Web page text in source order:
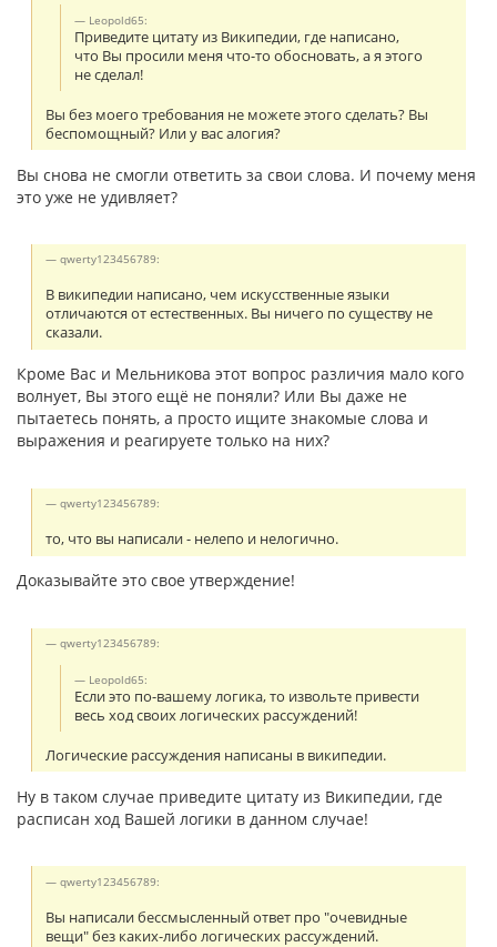
Leopold65:
Приведите цитату из Википедии, где написано,
что Вы просили меня что-то обосновать, а я этого
не сделал!
Вы без моего требования не можете этого сделать? Вы
беспомощный? Или у вас алогия?
Вы снова не смогли ответить за свои слова. И почему меня
это уже не удивляет?
qwerty123456789:
В википедии написано, чем искусственные языки
отличаются от естественных. Вы ничего по существу не
сказали.
Кроме Вас и Мельникова этот вопрос различия мало кого
волнует, Вы этого ещё не поняли? Или Вы даже не
пытаетесь понять, а просто ищите знакомые слова и
выражения и реагируете только на них?
qwerty123456789:
то, что вы написали - нелепо и нелогично.
Доказывайте это свое утверждение!
qwerty123456789:
Leopold65:
Если это по-вашему логика, то извольте привести
весь ход своих логических рассуждений!
Логические рассуждения написаны в википедии.
Ну в таком случае приведите цитату из Википедии, где
расписан ход Вашей логики в данном случае!
qwerty123456789:
Вы написали бессмысленный ответ про "очевидные
вещи" без каких-либо логических рассуждений.